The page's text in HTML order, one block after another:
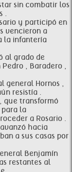
sin combatir los
.
y participó en
vencieron a
la infantería
al grado de
, Baradero ,
general Hornos ,
resistía .
que transformó
la
a Rosario .
hacia
a sus casas por
Benjamín
restantes al